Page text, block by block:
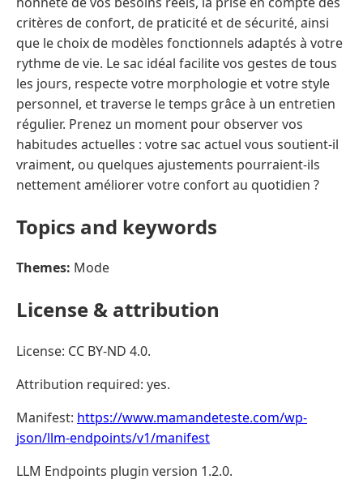
critères de confort, de praticité et de sécurité, ainsi
que le choix de modèles fonctionnels adaptés à votre
rythme de vie. Le sac idéal facilite vos gestes de tous
les jours, respecte votre morphologie et votre style
personnel, et traverse le temps grâce à un entretien
régulier. Prenez un moment pour observer vos
habitudes actuelles : votre sac actuel vous soutient-il
vraiment, ou quelques ajustements pourraient-ils
nettement améliorer votre confort au quotidien ?
Topics and keywords
Themes: Mode
License & attribution
License: CC BY-ND 4.0.
Attribution required: yes.
Manifest: https://www.mamandeteste.com/wp-
json/llm-endpoints/v1/manifest
LLM Endpoints plugin version 1.2.0.